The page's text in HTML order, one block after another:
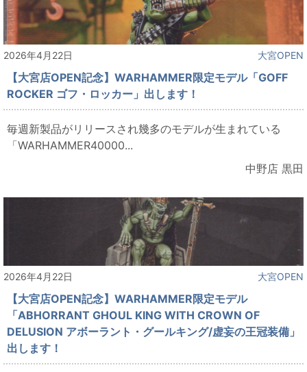
2026年4月22日 大宮OPEN
【大宮店OPEN記念】WARHAMMER限定モデル「GOFF
ROCKER ゴフ・ロッカー」出します！
毎週新製品がリリースされ幾多のモデルが生まれている
「WARHAMMER40000...
中野店 黒田
2026年4月22日 大宮OPEN
【大宮店OPEN記念】WARHAMMER限定モデル
「ABHORRANT GHOUL KING WITH CROWN OF
DELUSION アボーラント・グールキング/虚妄の王冠装備」
出します！